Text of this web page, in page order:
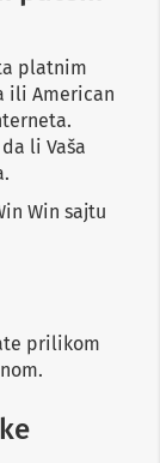
platnim
ili American
li Vaša
Win sajtu
prilikom